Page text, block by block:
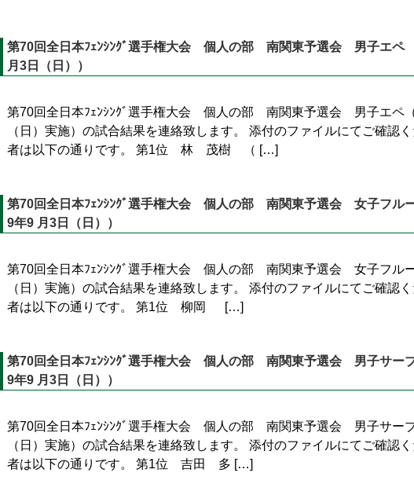
第70回全日本ﾌｪﾝｼﾝｸﾞ選手権大会 個人の部 南関東予選会 男子エペ
月3日（日））
第70回全日本ﾌｪﾝｼﾝｸﾞ選手権大会 個人の部 南関東予選会 男子エペ
（日）実施）の試合結果を連絡致します。 添付のファイルにてご確認
者は以下の通りです。 第1位 林 茂樹 （ […]
第70回全日本ﾌｪﾝｼﾝｸﾞ選手権大会 個人の部 南関東予選会 女子フル
9年9 月3日（日））
第70回全日本ﾌｪﾝｼﾝｸﾞ選手権大会 個人の部 南関東予選会 女子フル
（日）実施）の試合結果を連絡致します。 添付のファイルにてご確認
者は以下の通りです。 第1位 柳岡 […]
第70回全日本ﾌｪﾝｼﾝｸﾞ選手権大会 個人の部 南関東予選会 男子サー
9年9 月3日（日））
第70回全日本ﾌｪﾝｼﾝｸﾞ選手権大会 個人の部 南関東予選会 男子サー
（日）実施）の試合結果を連絡致します。 添付のファイルにてご確認
者は以下の通りです。 第1位 吉田 多 […]